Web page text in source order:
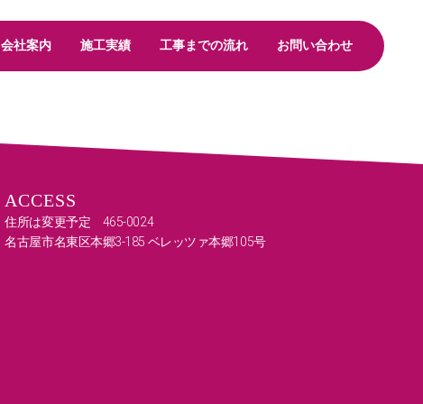
会社案内 施工実績 工事までの流れ お問い合わせ
ACCESS
住所は変更予定 465-0024
名古屋市名東区本郷3-185 ベレッツァ本郷105号